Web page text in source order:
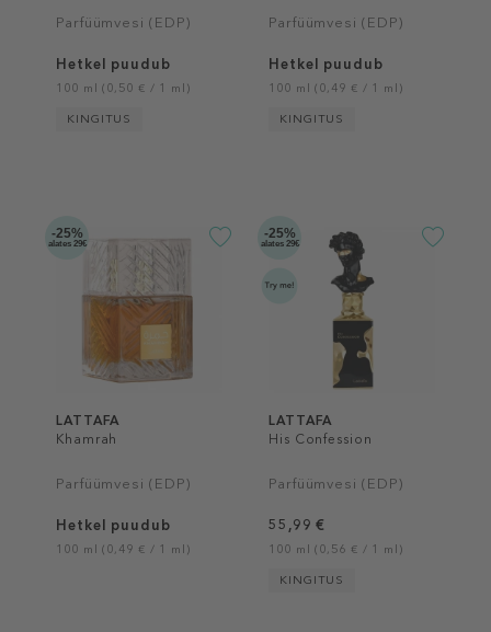
Parfüümvesi (EDP)
Hetkel puudub
100 ml (0,50 € / 1 ml)
KINGITUS
Parfüümvesi (EDP)
Hetkel puudub
100 ml (0,49 € / 1 ml)
KINGITUS
-25%
alates 29€
LATTAFA
Khamrah
Parfüümvesi (EDP)
Hetkel puudub
100 ml (0,49 € / 1 ml)
-25%
alates 29€
LATTAFA
His Confession
Parfüümvesi (EDP)
55,99 €
100 ml (0,56 € / 1 ml)
KINGITUS